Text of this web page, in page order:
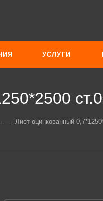
УСЛУГИ
— Лист оцинкованный